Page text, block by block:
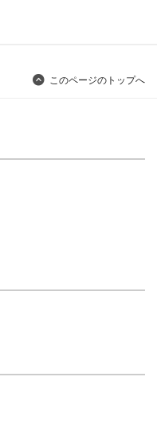
このページのトップへ